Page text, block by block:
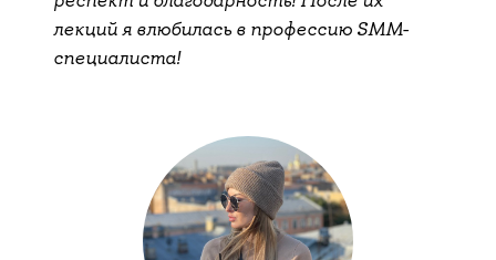
лекций я влюбилась в профессию SMM-
специалиста!